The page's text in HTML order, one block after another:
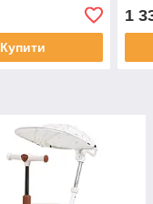
Купити
1